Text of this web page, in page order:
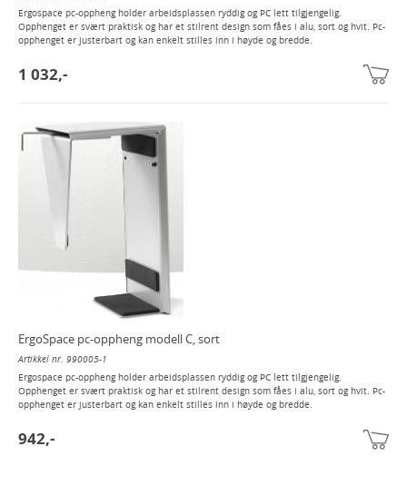
Ergospace pc-oppheng holder arbeidsplassen ryddig og PC lett tilgjengelig.
Opphenget er svært praktisk og har et stilrent design som fåes i alu, sort og hvit. Pc-
opphenget er justerbart og kan enkelt stilles inn i høyde og bredde.
1 032,-
ErgoSpace pc-oppheng modell C, sort
Artikkel nr. 990005-1
Ergospace pc-oppheng holder arbeidsplassen ryddig og PC lett tilgjengelig.
Opphenget er svært praktisk og har et stilrent design som fåes i alu, sort og hvit. Pc-
opphenget er justerbart og kan enkelt stilles inn i høyde og bredde.
942,-